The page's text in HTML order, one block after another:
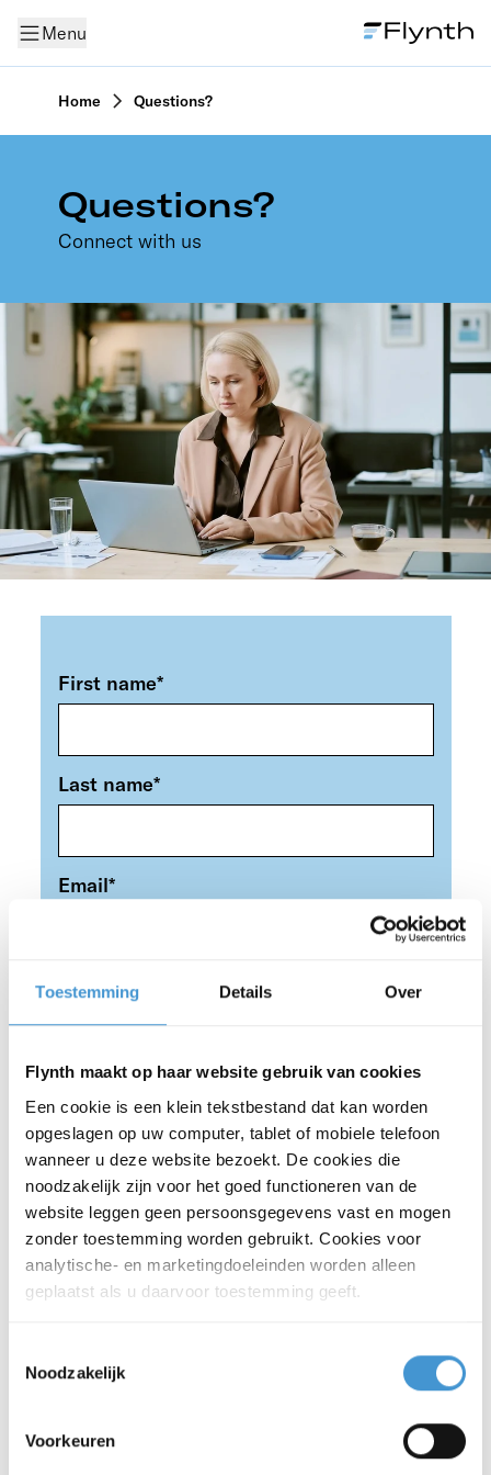
Toestemming Details Over
Flynth maakt op haar website gebruik van cookies
Een cookie is een klein tekstbestand dat kan worden
opgeslagen op uw computer, tablet of mobiele telefoon
wanneer u deze website bezoekt. De cookies die
noodzakelijk zijn voor het goed functioneren van de
website leggen geen persoonsgegevens vast en mogen
zonder toestemming worden gebruikt. Cookies voor
analytische- en marketingdoeleinden worden alleen
geplaatst als u daarvoor toestemming geeft.
Noodzakelijk
Voorkeuren
Menu
Home Questions?
Questions?
Connect with us
First name*
Last name*
Email*
Phone number
Company name
Postal code*
City *
I am a customer